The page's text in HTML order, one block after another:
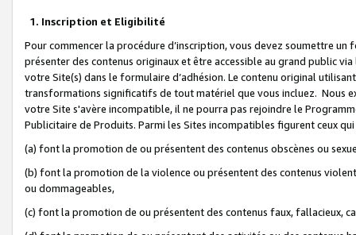
1. Inscription et Eligibilité
Pour commencer la procédure d’inscription, vous devez soumettre
présenter des contenus originaux et être accessible au grand public
votre Site(s) dans le formulaire d’adhésion. Le contenu original
transformations significatifs de tout matériel que vous incluez. Nous
votre Site s'avère incompatible, il ne pourra pas rejoindre le
Publicitaire de Produits. Parmi les Sites incompatibles figurent ceux
(a) font la promotion de ou présentent des contenus obscènes ou
(b) font la promotion de la violence ou présentent des contenus
ou dommageables,
(c) font la promotion de ou présentent des contenus faux, fallacieux,